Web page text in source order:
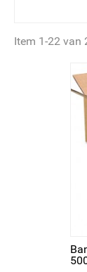
Item 1-22 van